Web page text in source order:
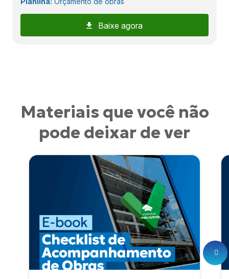
Baixe agora
Materiais que você não
pode deixar de ver